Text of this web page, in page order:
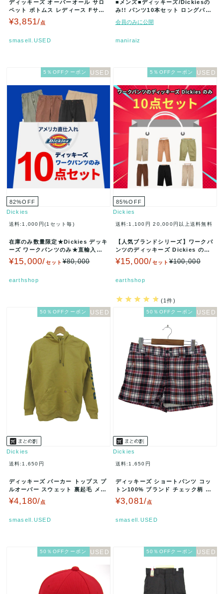
ディッキーズ オーバーオール サロ
ペット ボトムス レディース Fサイ
ズ ベージュ Dickies …
¥3,851/点
smasell.USED
■メンズ■ディッキーズ/Dickiesの
み!! パンツ10本セット ロングパン
会員のみに公開
maniraiz
5％OFFクーポン
82%OFF
Dickies
送料:1,000円(1セット毎)
在庫のみ数量限定★Dickies デッキ
ーズ ワークパンツのみ★直輸入ア
メリカ古着 10点セット★卸…
¥15,000/セット¥80,000
earthshop
5％OFFクーポン
85%OFF
Dickies
送料:1,100円 20,000円以上送料無料
【人気ブランドシリーズ】ワークパ
ンツのディッキーズ Dickies のみ
大量10点セット★★アメリ…
¥15,000/セット¥100,000
earthshop
(1件)
50％OFFクーポン
Dickies
送料:1,650円
ディッキーズ パーカー トップス プ
ルオーバー スウェット 裏起毛 メン
ズ XSサイズ カラシ×緑 …
¥4,180/点
smasell.USED
50％OFFクーポン
Dickies
送料:1,650円
ディッキーズ ショートパンツ コッ
トン100% ブランド チェック柄 ボ
トムス レディース Mサイズ…
¥3,081/点
smasell.USED
50％OFFクーポン 50％OFFクーポン